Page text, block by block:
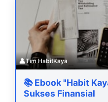
👤Tim HabitKaya
📚 Ebook "Habit
Sukses Finansial